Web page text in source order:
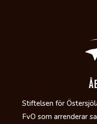
Stiftelsen för
FvO som arrenderar